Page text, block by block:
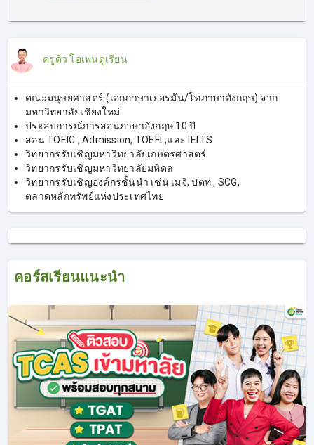
ครูดิว โอเพ่นดูเรียน
คณะมนุษยศาสตร์ (เอกภาษาเยอรมัน/โทภาษาอังกฤษ) จาก
มหาวิทยาลัยเชียงใหม่
ประสบการณ์การสอนภาษาอังกฤษ 10 ปี
สอน TOEIC , Admission, TOEFL,และ IELTS
วิทยากรรับเชิญมหาวิทยาลัยเกษตรศาสตร์
วิทยากรรับเชิญมหาวิทยาลัยมหิดล
วิทยากรรับเชิญองค์กรชั้นนำ เช่น เมจิ, ปตท., SCG,
ตลาดหลักทรัพย์แห่งประเทศไทย
คอร์สเรียนแนะนำ